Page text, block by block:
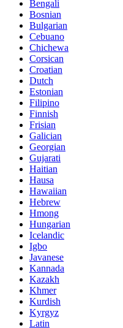
Bengali
Bosnian
Bulgarian
Cebuano
Chichewa
Corsican
Croatian
Dutch
Estonian
Filipino
Finnish
Frisian
Galician
Georgian
Gujarati
Haitian
Hausa
Hawaiian
Hebrew
Hmong
Hungarian
Icelandic
Igbo
Javanese
Kannada
Kazakh
Khmer
Kurdish
Kyrgyz
Latin